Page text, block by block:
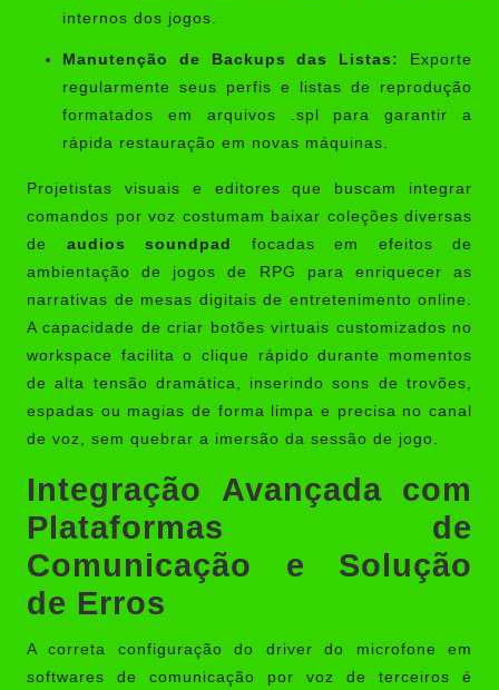
internos dos jogos.
Manutenção de Backups das Listas:
Exporte
regularmente seus perfis e listas de reprodução
formatados em arquivos .spl para garantir a
rápida restauração em novas máquinas.
Projetistas visuais e editores que buscam integrar
comandos por voz costumam baixar coleções diversas
de audios soundpad
focadas em efeitos de
ambientação de jogos de RPG para enriquecer as
narrativas de mesas digitais de entretenimento online.
A capacidade de criar botões virtuais customizados no
workspace facilita o clique rápido durante momentos
de alta tensão dramática, inserindo sons de trovões,
espadas ou magias de forma limpa e precisa no canal
de voz, sem quebrar a imersão da sessão de jogo.
Integração Avançada com
Plataformas de
Comunicação e Solução
de Erros
A correta configuração do driver do microfone em
softwares de comunicação por voz de terceiros é